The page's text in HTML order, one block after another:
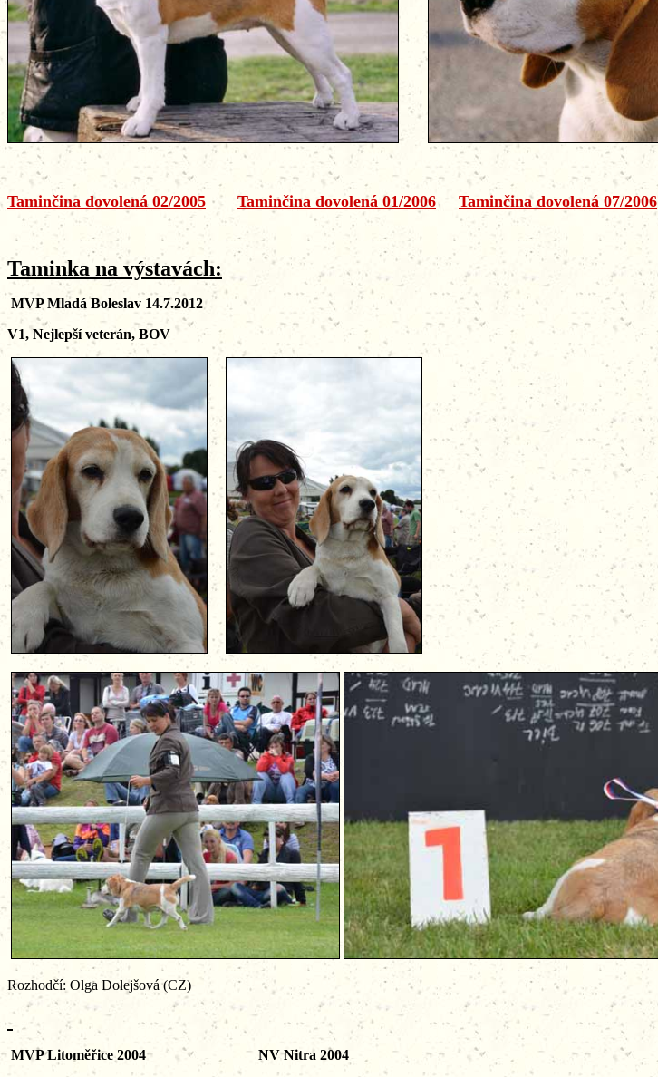
Taminčina dovolená 02/2005 Taminčina dovolená 01/2006 Taminčina dovolená 07/2006
Taminka na výstavách:
MVP Mladá Boleslav 14.7.2012
V1, Nejlepší veterán, BOV
Rozhodčí: Olga Dolejšová (CZ)
MVP Litoměřice 2004 NV Nitra 2004